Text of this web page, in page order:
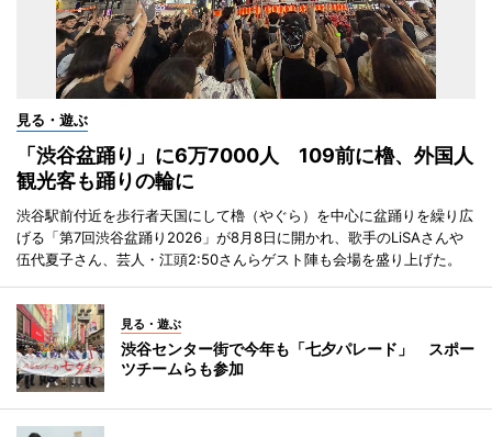
見る・遊ぶ
「渋谷盆踊り」に6万7000人 109前に櫓、外国人
観光客も踊りの輪に
渋谷駅前付近を歩行者天国にして櫓（やぐら）を中心に盆踊りを繰り広
げる「第7回渋谷盆踊り2026」が8月8日に開かれ、歌手のLiSAさんや
伍代夏子さん、芸人・江頭2:50さんらゲスト陣も会場を盛り上げた。
見る・遊ぶ
渋谷センター街で今年も「七夕パレード」 スポー
ツチームらも参加